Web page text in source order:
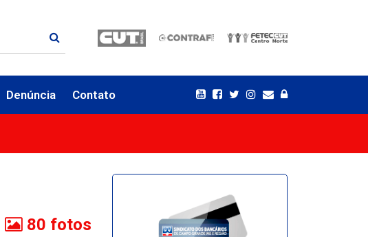
Denúncia Contato
80 fotos